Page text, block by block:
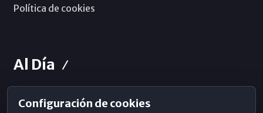
Política de cookies
Al Día
Horarios de Misa
Configuración de cookies